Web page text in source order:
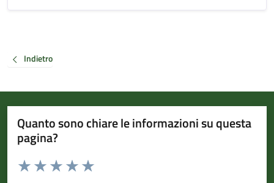
Indietro
Quanto sono chiare le informazioni su questa
pagina?
Valuta da 1 a 5 stelle la pagina